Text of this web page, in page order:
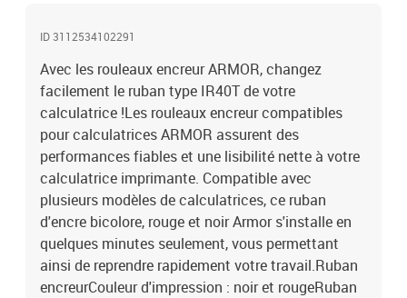
ID 3112534102291
Avec les rouleaux encreur ARMOR, changez
facilement le ruban type IR40T de votre
calculatrice !Les rouleaux encreur compatibles
pour calculatrices ARMOR assurent des
performances fiables et une lisibilité nette à votre
calculatrice imprimante. Compatible avec
plusieurs modèles de calculatrices, ce ruban
d'encre bicolore, rouge et noir Armor s'installe en
quelques minutes seulement, vous permettant
ainsi de reprendre rapidement votre travail.Ruban
encreurCouleur d'impression : noir et rougeRuban